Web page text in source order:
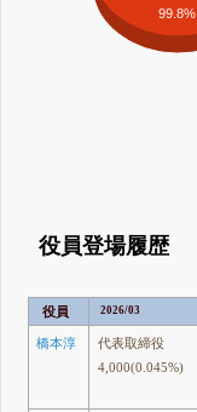
99.8%
役員登場履歴
役員 2026/03
橋本淳
代表取締役
4,000(0.045%)